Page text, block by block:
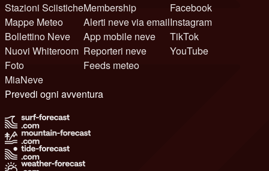
Stazioni Sciistiche
Mappe Meteo
Bollettino Neve
Nuovi Whiteroom
Foto
MiaNeve
Membership
Alerti neve via email
App mobile neve
Reporteri neve
Feeds meteo
Facebook
Instagram
TikTok
YouTube
Prevedi ogni avventura